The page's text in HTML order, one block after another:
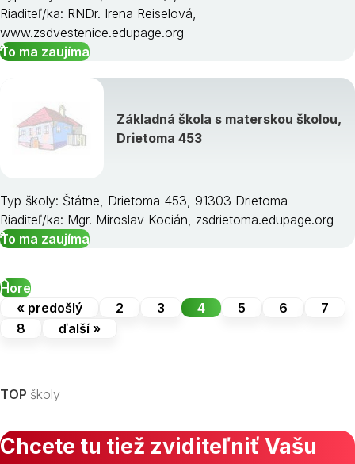
Riaditeľ/ka: RNDr. Irena Reiselová,
www.zsdvestenice.edupage.org
To ma zaujíma
Základná škola s materskou školou,
Drietoma 453
Typ školy: Štátne, Drietoma 453, 91303 Drietoma
Riaditeľ/ka: Mgr. Miroslav Kocián, zsdrietoma.edupage.org
To ma zaujíma
Hore
« predošlý
2 3 4 5 6
7
8
ďalší »
TOP školy
Chcete tu tiež zviditeľniť Vašu